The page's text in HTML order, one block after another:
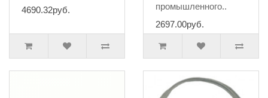
4690.32руб.
промышленного..
2697.00руб.